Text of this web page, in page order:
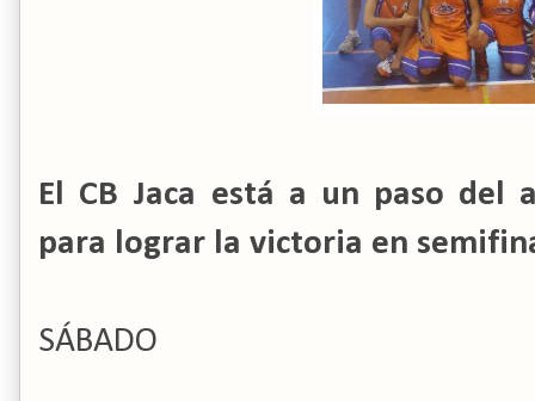
El CB Jaca está a un paso del
para lograr la victoria en
SÁBADO